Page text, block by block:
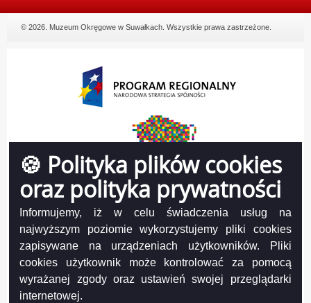
🍪 Polityka plików cookies
oraz polityka prywatności
Informujemy, iż w celu świadczenia usług na
najwyższym poziomie wykorzystujemy pliki cookies
zapisywane na urządzeniach użytkowników. Pliki
cookies użytkownik może kontrolować za pomocą
wyrażanej zgody oraz ustawień swojej przeglądarki
internetowej.
© 2026. Muzeum Okręgowe w Suwałkach. Wszystkie prawa zastrzeżone.
Projekt współfinansowany przez Unię Europejską z Europejskiego Funduszu
Rozwoju Regionalnego w ramach Regionalnego Programu Operacyjnego
Województwa Podlaskiego na lata 2007-2013
FUNDUSZE EUROPEJSKIE - DLA ROZWOJU WOJEWÓDZTWA PODLASKIEGO
Urząd Marszałkowski Województwa Podlaskiego – Instytucja Zarządzająca